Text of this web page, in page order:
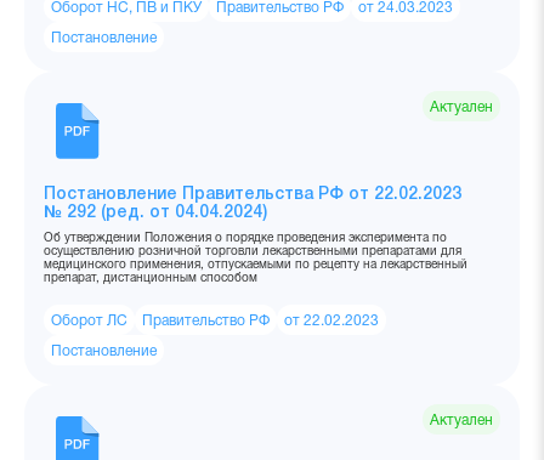
Оборот НС, ПВ и ПКУ Правительство РФ от 24.03.2023
Постановление
Актуален
Постановление Правительства РФ от 22.02.2023
№ 292 (ред. от 04.04.2024)
Об утверждении Положения о порядке проведения эксперимента по
осуществлению розничной торговли лекарственными препаратами для
медицинского применения, отпускаемыми по рецепту на лекарственный
препарат, дистанционным способом
Оборот ЛС Правительство РФ от 22.02.2023
Постановление
Актуален